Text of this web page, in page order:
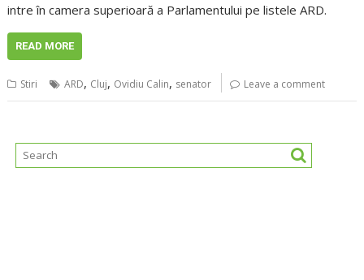
intre în camera superioară a Parlamentului pe listele ARD.
READ MORE
Stiri ARD, Cluj, Ovidiu Calin, senator Leave a comment